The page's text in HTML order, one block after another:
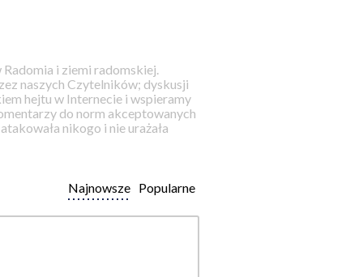
i ziemi radomskiej.
naszych Czytelników; dyskusji
hejtu w Internecie i wspieramy
do norm akceptowanych
nikogo i nie urażała
Popularne
Najnowsze